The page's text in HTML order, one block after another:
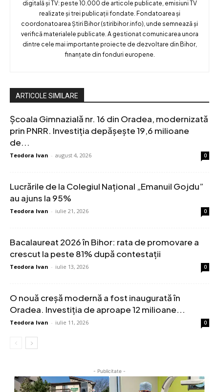
digitală și TV: peste 10.000 de articole publicate, emisiuni TV
realizate și trei publicații fondate. Fondatoarea și
coordonatoarea Știri Bihor (stiribihor.info), unde semnează și
verifică materialele publicate. A gestionat comunicarea unora
dintre cele mai importante proiecte de dezvoltare din Bihor,
finanțate din fonduri europene.
ARTICOLE SIMILARE
Școala Gimnazială nr. 16 din Oradea, modernizată
prin PNRR. Investiția depășește 19,6 milioane
de...
Teodora Ivan - august 4, 2026 0
Lucrările de la Colegiul Național „Emanuil Gojdu”
au ajuns la 95%
Teodora Ivan - iulie 21, 2026 0
Bacalaureat 2026 în Bihor: rata de promovare a
crescut la peste 81% după contestații
Teodora Ivan - iulie 13, 2026 0
O nouă creșă modernă a fost inaugurată în
Oradea. Investiția de aproape 12 milioane...
Teodora Ivan - iulie 11, 2026 0
- Publicitate -